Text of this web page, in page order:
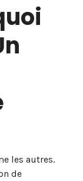
les autres.
de